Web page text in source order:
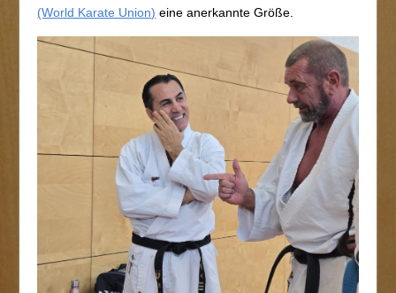
(World Karate Union) eine anerkannte Größe.